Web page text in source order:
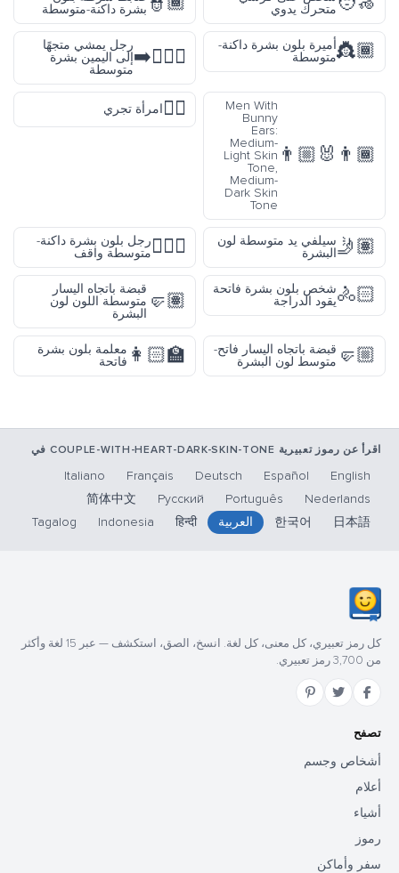
متحرك يدوي
بشرة داكنة-متوسطة
👸🏾أميرة بلون بشرة داكنة-
متوسطة
🚶🏽‍♂️‍➡️
رجل يمشي متجهًا
إلى اليمين بشرة
متوسطة
👨🏼‍🐰‍👨🏾
Men With
Bunny
Ears:
Medium-
Light Skin
Tone,
Medium-
Dark Skin
Tone
🏃‍♀️امرأة تجري
🤳🏽سيلفي يد متوسطة لون
البشرة
🧍🏾‍♂️رجل بلون بشرة داكنة-
متوسطة واقف
🚴🏻شخص بلون بشرة فاتحة
يقود الدراجة
🤛🏽
قبضة باتجاه اليسار
متوسطة اللون لون
البشرة
🤛🏼 قبضة باتجاه اليسار فاتح-
متوسط لون البشرة
👩🏻‍🏫 معلمة بلون بشرة
فاتحة
اقرأ عن رموز تعبيرية COUPLE-WITH-HEART-DARK-SKIN-TONE في
English
Español
Deutsch
Français
Italiano
Nederlands
Português
Русский
简体中文
日本語
한국어 العربية हिन्दी
Indonesia
Tagalog
كل رمز تعبيري، كل معنى، كل لغة. انسخ، الصق، استكشف — عبر 15 لغة وأكثر
من 3,700 رمز تعبيري.
تصفح
أشخاص وجسم
أعلام
أشياء
رموز
سفر وأماكن